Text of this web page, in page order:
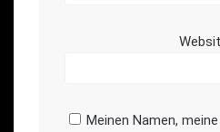
Meinen Namen,